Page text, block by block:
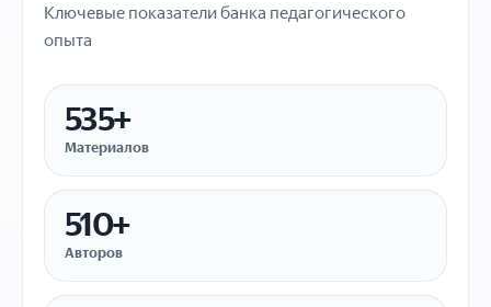
Ключевые показатели банка педагогического
опыта
535+
Материалов
510+
Авторов